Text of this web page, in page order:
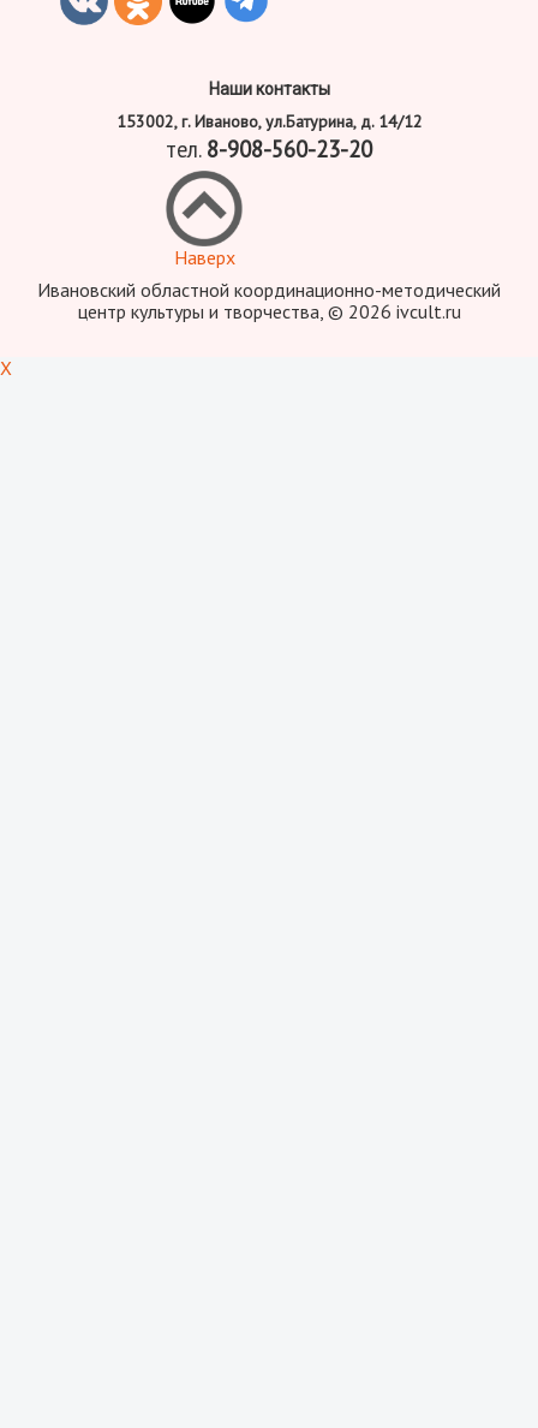
Наши контакты
153002, г. Иваново, ул.Батурина, д. 14/12
тел. 8-908-560-23-20
Наверх
Ивановский областной координационно-методический
центр культуры и творчества, © 2026 ivcult.ru
X